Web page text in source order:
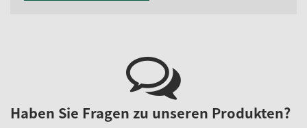
Haben Sie Fragen zu unseren Produkten?